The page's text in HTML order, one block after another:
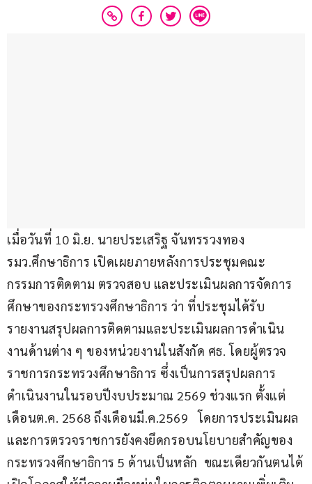
เมื่อวันที่ 10 มิ.ย. นายประเสริฐ จันทรรวงทอง
รมว.ศึกษาธิการ เปิดเผยภายหลังการประชุมคณะ
กรรมการติดตาม ตรวจสอบ และประเมินผลการจัดการ
ศึกษาของกระทรวงศึกษาธิการ ว่า ที่ประชุมได้รับ
รายงานสรุปผลการติดตามและประเมินผลการดำเนิน
งานด้านต่าง ๆ ของหน่วยงานในสังกัด ศธ. โดยผู้ตรวจ
ราชการกระทรวงศึกษาธิการ ซึ่งเป็นการสรุปผลการ
ดำเนินงานในรอบปีงบประมาณ 2569 ช่วงแรก ตั้งแต่
เดือนต.ค. 2568 ถึงเดือนมี.ค.2569   โดยการประเมินผล
และการตรวจราชการยังคงยึดกรอบนโยบายสำคัญของ
กระทรวงศึกษาธิการ 5 ด้านเป็นหลัก  ขณะเดียวกันตนได้